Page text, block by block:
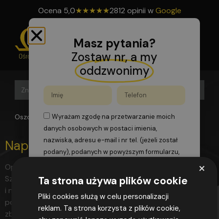
Ocena 5,0★★★★★2812 opinii wGoogle
Search
for:
Search
Oszomega>argonu
Napełnianie i obsługa butli
Opis Program Podstawa Certyfikat Najczęstsze pytania
Szkolenie w zakresie uzyskania uprawnień UDT na obsługę
i napełnianie przenośnych zbiorników ciśnieniowych o
pojemności pow. 350 cm3 Szkolenie z obsługi i napełniania
zbiorników ciśnieniowych adresowane jest do osób, które
×
Ta strona używa plików cookie
Pliki cookies służą w celu personalizacji
reklam. Ta strona korzysta z plików cookie,
Masz pytania?
Zostaw nr, a my
oddzwonimy
Wyrażam zgodę na przetwarzanie moich
danych osobowych w postaci imienia,
nazwiska, adresu e-mail i nr tel. (jeżeli został
podany), podanych w powyższym formularzu,
Parlamentu Europejskiego i Rady (UE)
2016/679 z dnia 27 kwietnia 2016 r. w sprawie
ochrony osób fizycznych w związku z
przetwarzaniem danych osobowych i w